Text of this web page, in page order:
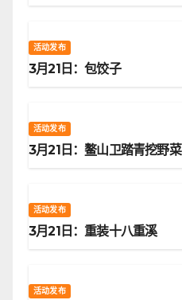
活动发布
3月21日：包饺子
活动发布
3月21日：鳌山卫踏青挖野菜
活动发布
3月21日：重装十八重溪
活动发布